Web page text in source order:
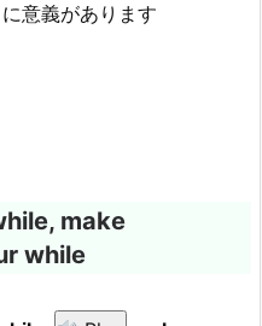
意義があります
make
while